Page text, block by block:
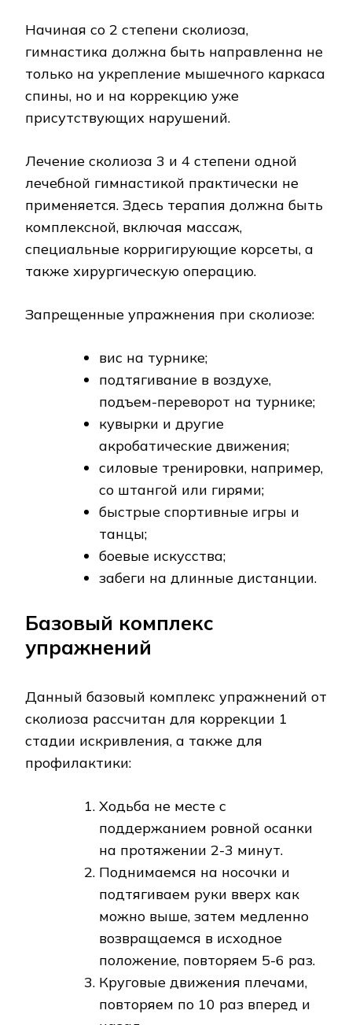
Начиная со 2 степени сколиоза,
гимнастика должна быть направленна не
только на укрепление мышечного каркаса
спины, но и на коррекцию уже
присутствующих нарушений.
Лечение сколиоза 3 и 4 степени одной
лечебной гимнастикой практически не
применяется. Здесь терапия должна быть
комплексной, включая массаж,
специальные корригирующие корсеты, а
также хирургическую операцию.
Запрещенные упражнения при сколиозе:
вис на турнике;
подтягивание в воздухе,
подъем-переворот на турнике;
кувырки и другие
акробатические движения;
силовые тренировки, например,
со штангой или гирями;
быстрые спортивные игры и
танцы;
боевые искусства;
забеги на длинные дистанции.
Базовый комплекс
упражнений
Данный базовый комплекс упражнений от
сколиоза рассчитан для коррекции 1
стадии искривления, а также для
профилактики:
Ходьба не месте с
поддержанием ровной осанки
на протяжении 2-3 минут.
Поднимаемся на носочки и
подтягиваем руки вверх как
можно выше, затем медленно
возвращаемся в исходное
положение, повторяем 5-6 раз.
Круговые движения плечами,
повторяем по 10 раз вперед и